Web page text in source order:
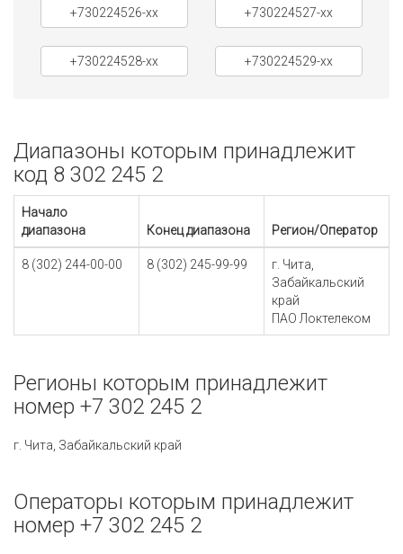
+730224526-xx +730224527-xx
+730224528-xx +730224529-xx
Диапазоны которым принадлежит
код 8 302 245 2
Начало
диапазона
Конец диапазона Регион/Оператор
8 (302) 244-00-00 8 (302) 245-99-99
г. Чита,
Забайкальский
край
ПАО Локтелеком
Регионы которым принадлежит
номер +7 302 245 2
г. Чита, Забайкальский край
Операторы которым принадлежит
номер +7 302 245 2